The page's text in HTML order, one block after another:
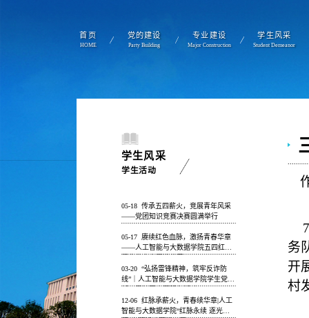
首页
HOME
党的建设
Party Building
专业建设
Major Construction
学生风采
Student Demeanor
学生风采
学生活动
05-18
——党团知识竞赛决赛圆满举行
05-17
——人工智能与大数据学院五四红色
03-20
线”｜人工智能与大数据学院学生党支
12-06
智能与大数据学院“红脉永续 逐光而
务
开
村